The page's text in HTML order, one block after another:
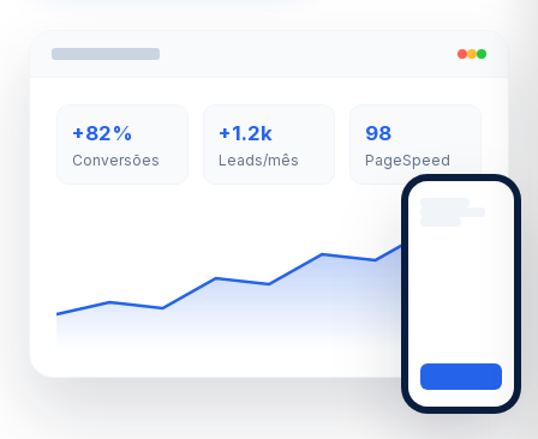
+82%
Conversões
+1.2k
Leads/mês
98
PageSpeed